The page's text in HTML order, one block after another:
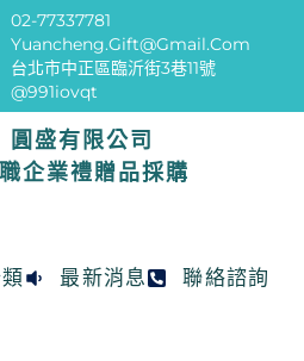
02-77337781
Yuancheng.gift@gmail.com
台北市中正區臨沂街3巷11號
@991iovqt
圓盛有限公司
企業禮贈品採購
最新消息 聯絡諮詢